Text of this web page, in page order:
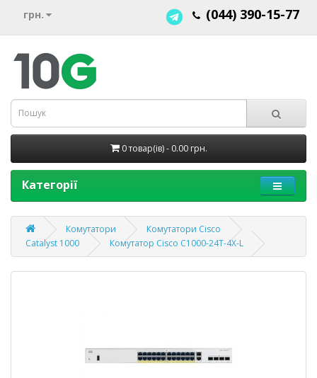
грн. (044) 390-15-77
0 товар(ів) - 0.00 грн.
Категорії
Комутатори
Комутатори Cisco
Catalyst 1000
Комутатор Cisco C1000-24T-4X-L